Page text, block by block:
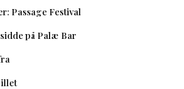
Passage Festival
på Palæ Bar